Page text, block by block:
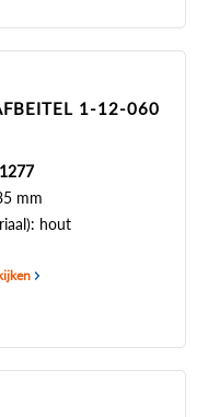
1-12-060
mm
hout